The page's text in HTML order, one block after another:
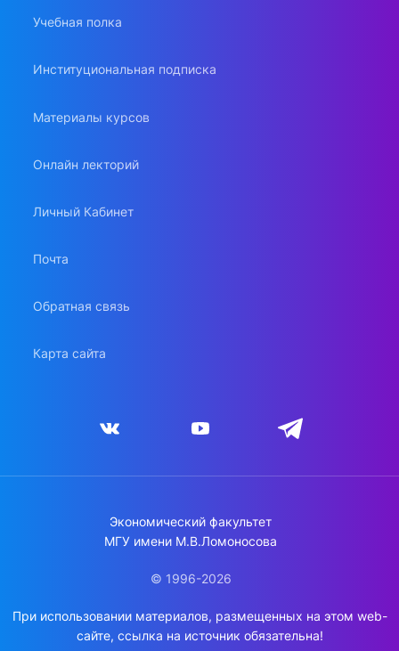
Учебная полка
Институциональная подписка
Материалы курсов
Онлайн лекторий
Личный Кабинет
Почта
Обратная связь
Карта сайта
Экономический факультет
МГУ имени М.В.Ломоносова
© 1996-2026
При использовании материалов, размещенных на этом web-
сайте, ссылка на источник обязательна!